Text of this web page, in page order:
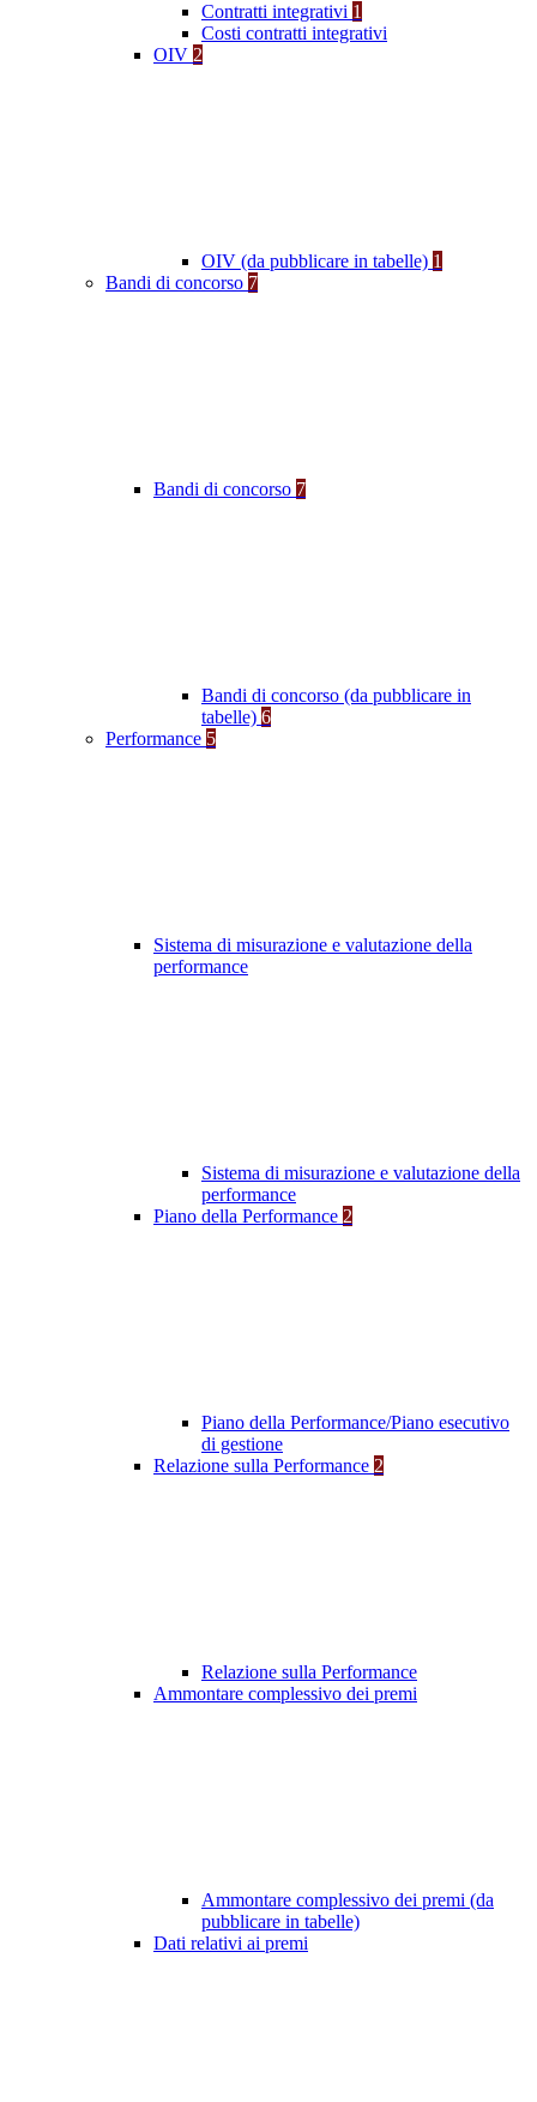
Contratti integrativi 1
Costi contratti integrativi
OIV 2
OIV (da pubblicare in tabelle) 1
Bandi di concorso 7
Bandi di concorso 7
Bandi di concorso (da pubblicare in
tabelle) 6
Performance 5
Sistema di misurazione e valutazione della
performance
Sistema di misurazione e valutazione della
performance
Piano della Performance 2
Piano della Performance/Piano esecutivo
di gestione
Relazione sulla Performance 2
Relazione sulla Performance
Ammontare complessivo dei premi
Ammontare complessivo dei premi (da
pubblicare in tabelle)
Dati relativi ai premi